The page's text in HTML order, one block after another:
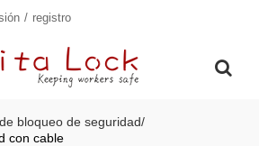
/ registro
bloqueo de seguridad/
con cable